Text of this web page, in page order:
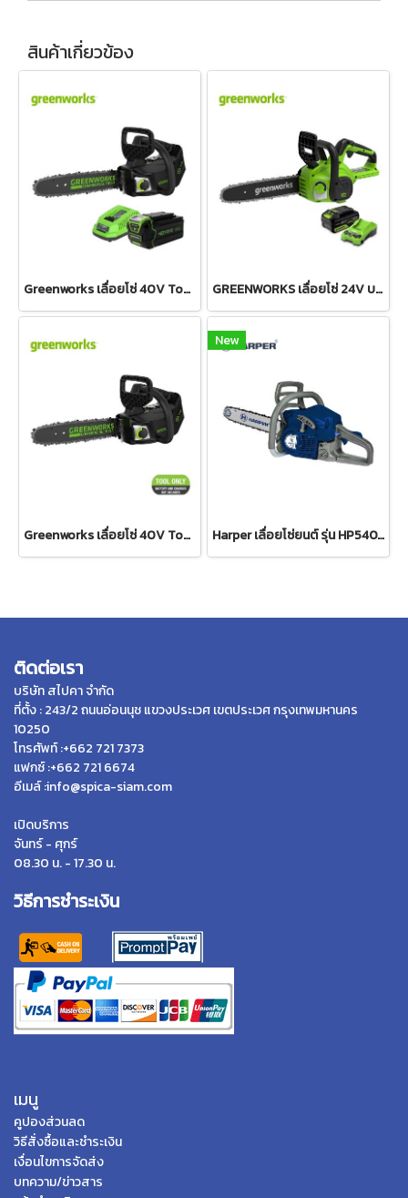
สินค้าเกี่ยวข้อง
Greenworks เลื่อยโซ่ 40V Top Handle พร้อมแบตเตอรี่และแท่นชาร์จ GREENWORKS เลื่อยโซ่ 24V บาร์ 10 นิ้ว พร้อมแบตเตอรี่(4 แอมป์)และแท่นชาร์จเร็ว
Greenworks เลื่อยโซ่ 40V Top Handle (เฉพาะตัวเครื่อง)
New
Harper เลื่อยโซ่ยนต์ รุ่น HP540, บาร์ 11.5 นิ้ว
ติดต่อเรา
บริษัท สไปคา จำกัด
ที่ตั้ง : 243/2 ถนนอ่อนนุช แขวงประเวศ เขตประเวศ กรุงเทพมหานคร
10250
โทรศัพท์ :+662 721 7373
แฟกซ์ :+662 721 6674
อีเมล์ :info@spica-siam.com
เปิดบริการ
จันทร์ - ศุกร์
08.30 น. - 17.30 น.
วิธีการชำระเงิน
เมนู
คูปองส่วนลด
วิธีสั่งซื้อและชำระเงิน
เงื่อนไขการจัดส่ง
บทความ/ข่าวสาร